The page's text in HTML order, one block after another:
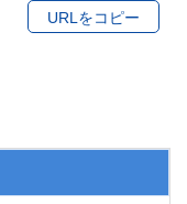
URLをコピー